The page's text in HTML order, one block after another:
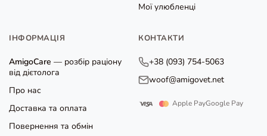
Мої улюбленці
ІНФОРМАЦІЯ
AmigoCare — розбір раціону
від дієтолога
Про нас
Доставка та оплата
Повернення та обмін
КОНТАКТИ
+38 (093) 754-5063
woof@amigovet.net
Apple PayGoogle Pay